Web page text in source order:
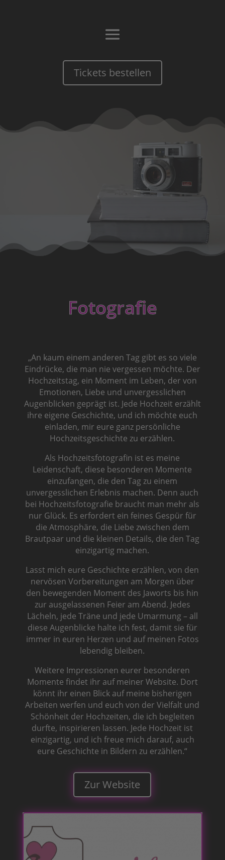
Tickets bestellen
Fotografie
„An kaum einem anderen Tag gibt es so viele
Eindrücke, die man nie vergessen möchte. Der
Hochzeitstag, ein Moment im Leben, der von
Emotionen, Liebe und unvergesslichen
Augenblicken geprägt ist. Jede Hochzeit erzählt
ihre eigene Geschichte, und ich möchte euch
einladen, mir eure ganz persönliche
Hochzeitsgeschichte zu erzählen.
Als Hochzeitsfotografin ist es meine
Leidenschaft, diese besonderen Momente
einzufangen, die den Tag zu einem
unvergesslichen Erlebnis machen. Denn auch
bei Hochzeitsfotografie braucht man mehr als
nur Glück. Es erfordert ein feines Gespür für
die Atmosphäre, die Liebe zwischen dem
Brautpaar und die kleinen Details, die den Tag
einzigartig machen.
Lasst mich eure Geschichte erzählen, von den
nervösen Vorbereitungen am Morgen über
den bewegenden Moment des Jaworts bis hin
zur ausgelassenen Feier am Abend. Jedes
Lächeln, jede Träne und jede Umarmung – all
diese Augenblicke halte ich fest, damit sie für
immer in euren Herzen und auf meinen Fotos
lebendig bleiben.
Weitere Impressionen eurer besonderen
Momente findet ihr auf meiner Website. Dort
könnt ihr einen Blick auf meine bisherigen
Arbeiten werfen und euch von der Vielfalt und
Schönheit der Hochzeiten, die ich begleiten
durfte, inspirieren lassen. Jede Hochzeit ist
einzigartig, und ich freue mich darauf, auch
eure Geschichte in Bildern zu erzählen.“
Zur Website